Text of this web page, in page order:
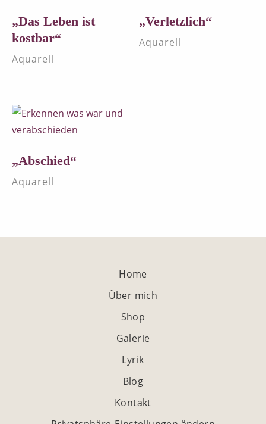
„Das Leben ist
kostbar“
Aquarell
„Verletzlich“
Aquarell
„Abschied“
Aquarell
Home
Über mich
Shop
Galerie
Lyrik
Blog
Kontakt